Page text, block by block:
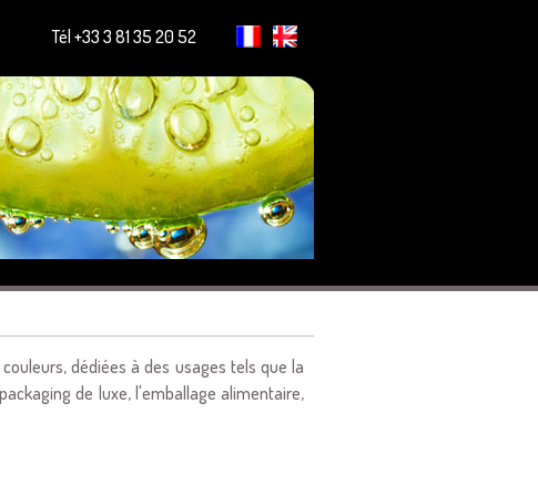
Tél +33 3 81 35 20 52
dédiées à des usages tels que la
de luxe, l'emballage alimentaire,